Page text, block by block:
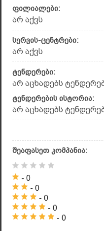
ფილიალები:
არ აქვს
სერვის-ცენტრები:
არ აქვს
ტენდერები:
არ აცხადებს
ტენდერების ისტორია:
არ აცხადებს
შეაფასეთ კომპანია:
- 0
- 0
- 0
- 0
- 0